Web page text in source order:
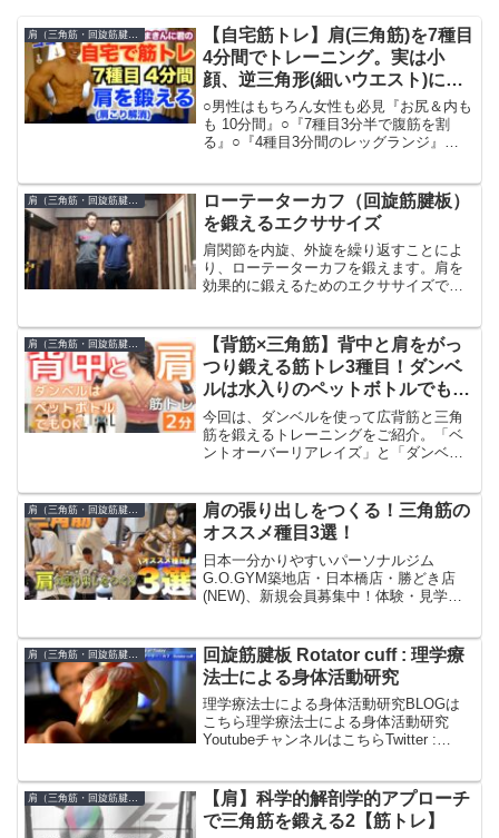
【自宅筋トレ】肩(三角筋)を7種目
4分間でトレーニング。実は小
顔、逆三角形(細いウエスト)にな
れる。肩こり解消したい方も一緒
に行いましょう。
○男性はもちろん女性も必見『お尻＆内も
も 10分間』○『7種目3分半で腹筋を割
る』○『4種目3分間のレッグランジ』
○『7種目4分半でカッコいいお尻(ヒップ
アップ...
ローテーターカフ（回旋筋腱板）
を鍛えるエクササイズ
肩関節を内旋、外旋を繰り返すことによ
り、ローテーターカフを鍛えます。肩を
効果的に鍛えるためのエクササイズで
肩（三角筋・回旋筋腱板）
【背筋×三角筋】背中と肩をがっ
つり鍛える筋トレ3種目！ダンベ
ルは水入りのペットボトルでも
OK
今回は、ダンベルを使って広背筋と三角
筋を鍛えるトレーニングをご紹介。「ベ
ントオーバーリアレイズ」と「ダンベル
入ったペットボトルで代用ができます。
ReebokONEエリ...
肩（三角筋・回旋筋腱板）
肩の張り出しをつくる！三角筋の
オススメ種目3選！
日本一分かりやすいパーソナルジム
G.O.GYM築地店・日本橋店・勝どき店
(NEW)、新規会員募集中！体験・見学は
す！genki ohashiFil...
回旋筋腱板 Rotator cuff : 理学療
法士による身体活動研究
理学療法士による身体活動研究BLOGは
こちら理学療法士による身体活動研究
YoutubeチャンネルはこちらTwitter :
ター・カフについてお話したいと思...
肩（三角筋・回旋筋腱板）
【肩】科学的解剖学的アプローチ
で三角筋を鍛える2【筋トレ】